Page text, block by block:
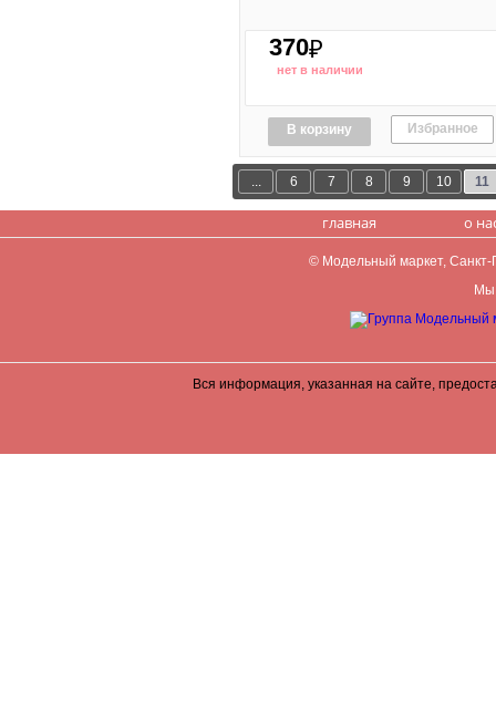
370₽
нет в наличии
В корзину Избранное
... 6 7 8 9 10 11
главная о
© Модельный маркет, Санкт-
Мы
Вся информация, указанная на сайте,